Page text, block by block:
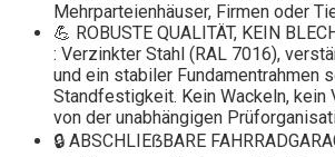
Mehrparteienhäuser, Firmen oder
💪 ROBUSTE QUALITÄT, KEIN
: Verzinkter Stahl (RAL 7016),
und ein stabiler Fundamentrahmen
Standfestigkeit. Kein Wackeln,
von der unabhängigen
🔒 ABSCHLIEẞBARE